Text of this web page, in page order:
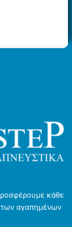
του
προϊόντος
κάθε
των αγαπημένων